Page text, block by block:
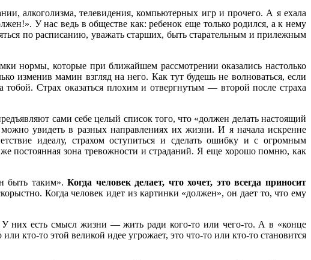
алкоголизма, телевидения, компьютерных игр и прочего. А я ехала
У нас ведь в обществе как: ребенок еще только родился, а к нему
по расписанию, уважать старших, быть старательным и прилежным
нормы, которые при ближайшем рассмотрении оказались настолько
изменив мамин взгляд на него. Как тут будешь не волноваться, если
Страх оказаться плохим и отвергнутым — второй после страха
сами себе целый список того, что «должен делать настоящий
увидеть в разных направлениях их жизни. И я начала искренне
идеалу, страхом оступиться и сделать ошибку и с огромным
постоянная зона тревожности и страданий. Я еще хорошо помню, как
быть таким».Когда человек делает, что хочет, это всегда приносит
Когда человек идет из картинки «должен», он дает то, что ему
них есть смысл жизни — жить ради кого-то или чего-то. А в «конце
кто-то этой великой идее угрожает, это что-то или кто-то становится